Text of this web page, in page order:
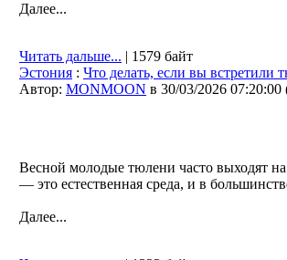
Далее...
Читать дальше... | 1579 байт
Эстония : Что делать, если вы встретили
Автор: MONMOON в 30/03/2026 07:20:00
Весной молодые тюлени часто выходят
— это естественная среда, и в
Далее...